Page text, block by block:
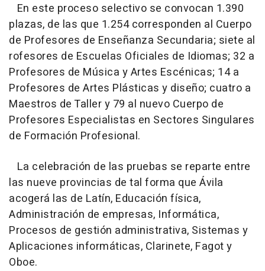
En este proceso selectivo se convocan 1.390
plazas, de las que 1.254 corresponden al Cuerpo
de Profesores de Enseñanza Secundaria; siete al
rofesores de Escuelas Oficiales de Idiomas; 32 a
Profesores de Música y Artes Escénicas; 14 a
Profesores de Artes Plásticas y diseño; cuatro a
Maestros de Taller y 79 al nuevo Cuerpo de
Profesores Especialistas en Sectores Singulares
de Formación Profesional.
La celebración de las pruebas se reparte entre
las nueve provincias de tal forma que Ávila
acogerá las de Latín, Educación física,
Administración de empresas, Informática,
Procesos de gestión administrativa, Sistemas y
Aplicaciones informáticas, Clarinete, Fagot y
Oboe.